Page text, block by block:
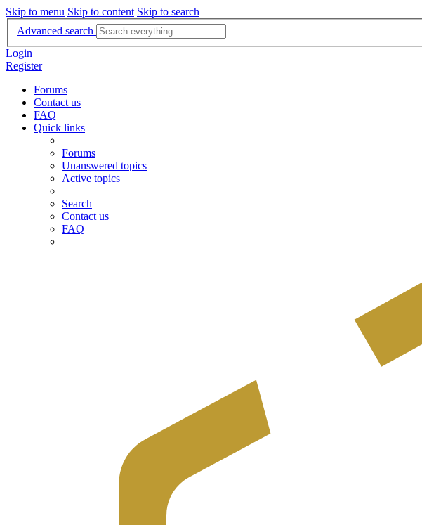
Skip to menu Skip to content Skip to search
Advanced search
Login
Register
Forums
Contact us
FAQ
Quick links
Forums
Unanswered topics
Active topics
Search
Contact us
FAQ